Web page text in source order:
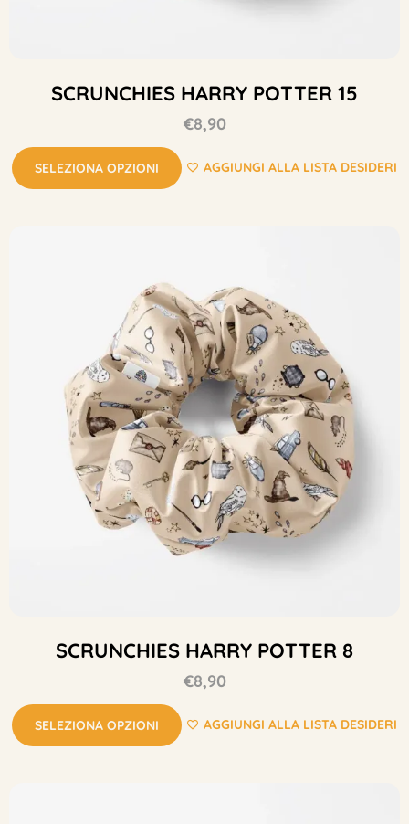
SCRUNCHIES HARRY POTTER 15
€8,90
SELEZIONA OPZIONI AGGIUNGI ALLA LISTA DESIDERI
SCRUNCHIES HARRY POTTER 8
€8,90
SELEZIONA OPZIONI AGGIUNGI ALLA LISTA DESIDERI